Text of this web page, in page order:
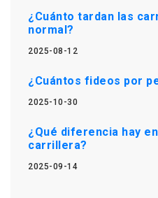
¿Cuánto tardan las
normal?
2025-08-12
¿Cuántos fideos por
2025-10-30
¿Qué diferencia hay
carrillera?
2025-09-14